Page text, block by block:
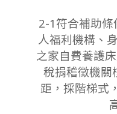
2-1符合補助
人福利機構、
之家自費養護
稅捐稽徵機關
距，採階梯式